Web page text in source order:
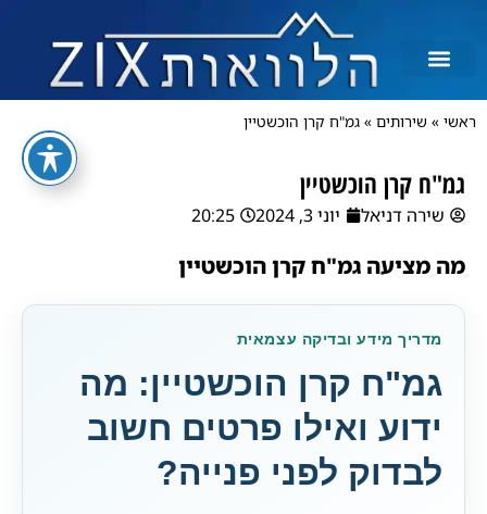
ראשי » שירותים » גמ"ח קרן הוכשטיין
גמ"ח קרן הוכשטיין
שירה דניאל יוני 3, 2024 20:25
מה מציעה גמ"ח קרן הוכשטיין
מדריך מידע ובדיקה עצמאית
גמ"ח קרן הוכשטיין: מה
ידוע ואילו פרטים חשוב
לבדוק לפני פנייה?